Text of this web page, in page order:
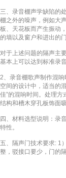
三、录音棚声学缺陷的
棚之外的噪声，例如大
板、天花板而产生振动
的墙以及窗户和进出的门
对于上述问题的隔声主
基本上可以达到标准录
2、录音棚歌声制作混
空间的设计中，适当的
佳”的混响时间。处理
结构和槽木穿孔板饰面
四、材料选型说明：录
特性。
五、隔声门技术要求: 1
整，驳接口要少，门的